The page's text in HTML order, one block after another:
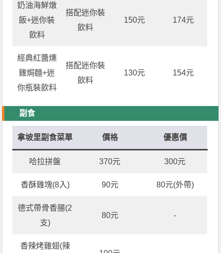
奶油海鮮燉
飯+迷你裝
飲料
搭配迷你裝
飲料
150元 174元
經典紅醬燻
雞焗麵+迷
你瓶裝飲料
搭配迷你裝
飲料
130元 154元
副食
拿坡里副食菜單 價格 優惠價
哈拉拼盤 370元 300元
香酥雞塊(8入) 90元 80元(外帶)
德式帶骨香腸(2
支)
80元 -
香辣烤雞翅(辣